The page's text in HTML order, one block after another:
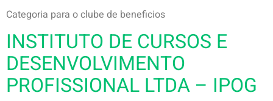
Categoria para o clube de beneficios
INSTITUTO DE CURSOS E
DESENVOLVIMENTO
PROFISSIONAL LTDA – IPOG